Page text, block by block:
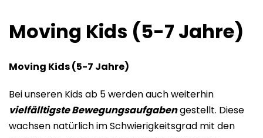
Moving Kids (5-7 Jahre)
Moving Kids (5-7 Jahre)
Bei unseren Kids ab 5 werden auch weiterhin
vielfälltigste Bewegungsaufgabengestellt. Diese
wachsen natürlich im Schwierigkeitsgrad mit den